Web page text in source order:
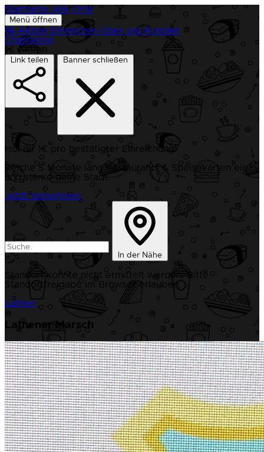
Startseite Alle Orte
Menü öffnen
1€-Aktion Einreichen Über uns Kontakt
Changelog
1€ Aktion
Link teilen Banner schließen
Hol dir 1€ pro bestätigter Einreichung!
Reiche 5 Monate lang Restaurants & Speisekarten ein
und stärke deine Stadt.
Jetzt teilnehmen
In der Nähe
Standort konnte nicht ermittelt werden. Bitte
Standortfreigabe im Browser erlauben.
Lathen
Lathener Marsch